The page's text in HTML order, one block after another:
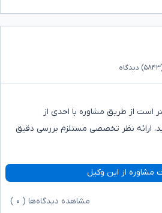
دیدگاه
است از طریق مشاوره با احدی از
ارائه نظر تخصصی مستلزم بررسی دقیق
مشاوره از این وکیل
مشاهده دیدگاه‌ها ( ۰